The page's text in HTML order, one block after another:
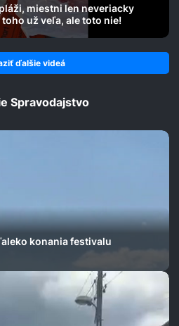
miestni len neveriacky
už veľa, ale toto nie!
ďalšie videá
Spravodajstvo
konania festivalu